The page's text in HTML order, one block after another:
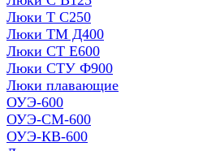
Люки Т С250
Люки ТМ Д400
Люки СТ Е600
Люки СТУ Ф900
Люки плавающие
ОУЭ-600
ОУЭ-СМ-600
ОУЭ-КВ-600